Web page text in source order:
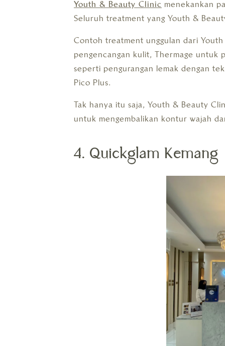
Youth & Beauty Clinic menekankan
Seluruh treatment yang Youth &
Contoh treatment unggulan dari
pengencangan kulit, Thermage untuk
seperti pengurangan lemak dengan
Pico Plus.
Tak hanya itu saja, Youth & Beauty
untuk mengembalikan kontur wajah
4. Quickglam Kemang